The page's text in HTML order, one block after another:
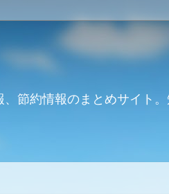
節約情報のまとめサイト